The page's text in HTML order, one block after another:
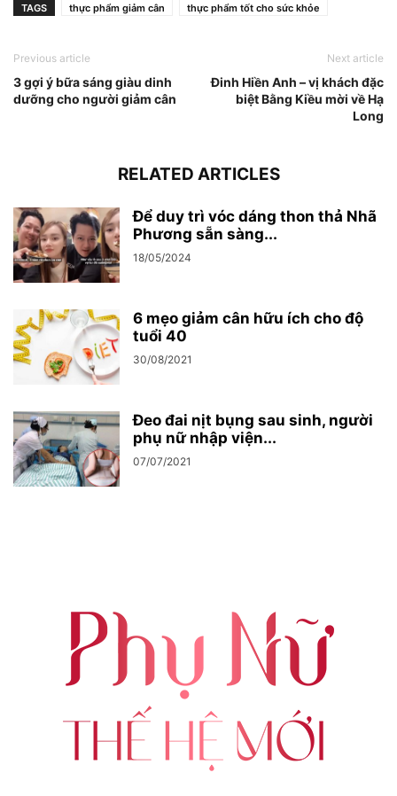
TAGS thực phẩm giảm cân thực phẩm tốt cho sức khỏe
Previous article
3 gợi ý bữa sáng giàu dinh
dưỡng cho người giảm cân
Next article
Đinh Hiền Anh – vị khách đặc
biệt Bằng Kiều mời về Hạ
Long
RELATED ARTICLES
Để duy trì vóc dáng thon thả Nhã
Phương sẵn sàng...
18/05/2024
6 mẹo giảm cân hữu ích cho độ
tuổi 40
30/08/2021
Đeo đai nịt bụng sau sinh, người
phụ nữ nhập viện...
07/07/2021